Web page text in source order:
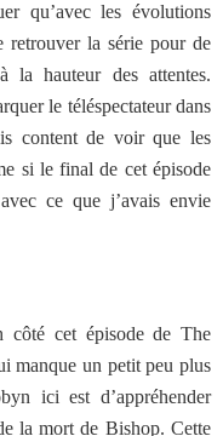
qu’avec les évolutions
retrouver la série pour de
la hauteur des attentes.
le téléspectateur dans
content de voir que les
si le final de cet épisode
ce que j’avais envie
côté cet épisode de The
manque un petit peu plus
ici est d’appréhender
la mort de Bishop. Cette